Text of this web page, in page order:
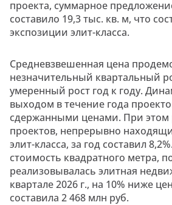
проекта, суммарное
составило 19,3 тыс. кв. м, что
экспозиции элит-класса.
Средневзвешенная цена
незначительный квартальный
умеренный рост год к году.
выходом в течение года
сдержанными ценами. При этом
проектов, непрерывно
элит-класса, за год составил
стоимость квадратного метра,
реализовывалась элитная
квартале 2026 г., на 10% ниже
составила 2 468 млн руб.